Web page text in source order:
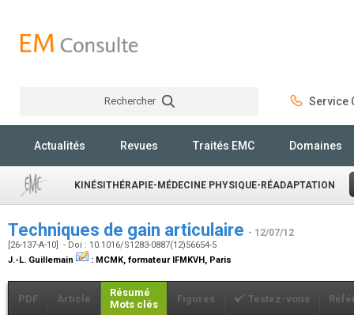
Rechercher Service
Actualités Revues Traités EMC Domaines
KINÉSITHÉRAPIE-MÉDECINE PHYSIQUE-RÉADAPTATION
Techniques de gain articulaire - 12/07/12
[26-137-A-10] - Doi : 10.1016/S1283-0887(12)56654-5
J.-L. Guillemain
: MCMK, formateur IFMKVH, Paris
PDF Article
Résumé
Mots clés
Figures Testez-vous